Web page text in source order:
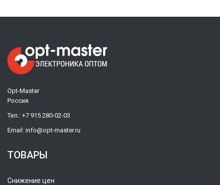
Opt-Master
Россия
Тел.: +7 915 280-02-03
Email: info@opt-master.ru
ТОВАРЫ
Снижение цен